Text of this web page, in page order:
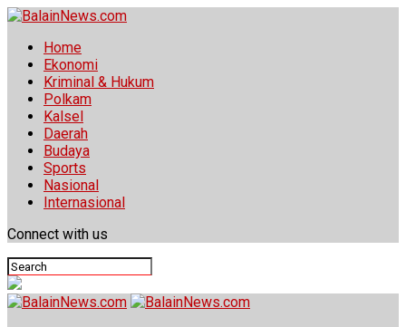
Home
Ekonomi
Kriminal & Hukum
Polkam
Kalsel
Daerah
Budaya
Sports
Nasional
Internasional
Connect with us